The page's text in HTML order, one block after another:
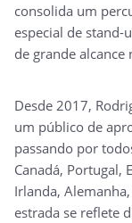
consolida um
especial de
de grande alcance
Desde 2017,
um público de
passando por
Canadá, Portugal,
Irlanda,
estrada se reflete